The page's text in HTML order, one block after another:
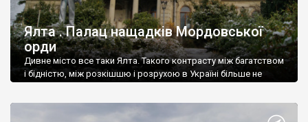
Ялта . Палац нащадків Мордовської
орди
Дивне місто все таки Ялта. Такого контрасту між багатством
і бідністю, між розкішшю і розрухою в Україні більше не